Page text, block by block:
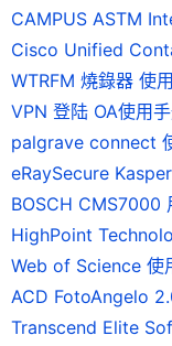
CAMPUS ASTM
WTRFM 燒錄器 使
VPN 登陆 OA使用
palgrave connect
BOSCH CMS7000
Web of Science 使
ACD FotoAngelo
Transcend Elite